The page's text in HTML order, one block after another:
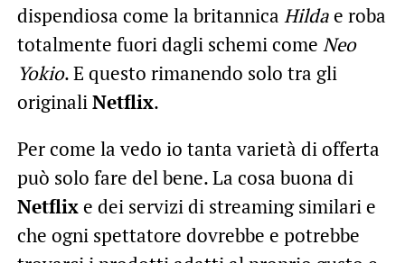
dispendiosa come la britannica Hildae roba
totalmente fuori dagli schemi come Neo
Yokio. E questo rimanendo solo tra gli
originaliNetflix.
Per come la vedo io tanta varietà di offerta
può solo fare del bene. La cosa buona di
Netflixe dei servizi di streaming similari e
che ogni spettatore dovrebbe e potrebbe